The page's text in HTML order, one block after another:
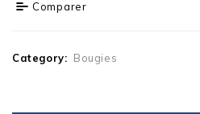
Comparer
Category: Bougies